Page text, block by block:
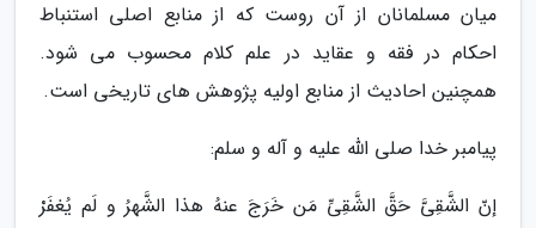
میان مسلمانان از آن روست که از منابع اصلی استنباط
احکام در فقه و عقاید در علم کلام محسوب می شود.
همچنین احادیث از منابع اولیه پژوهش های تاریخی است.
پیامبر خدا صلى الله علیه و آله و سلم:
إنّ الشَّقِیَّ حَقَّ الشَّقِیِّ مَن خَرَجَ عنهُ هذا الشَّهرُ و لَم یُغفَرْ